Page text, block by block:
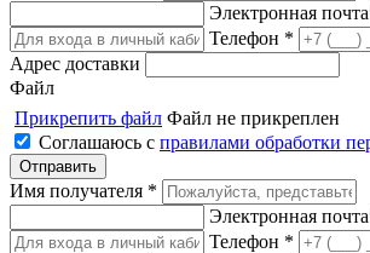
Электронная
Телефон *
Адрес доставки
Файл
Прикрепить файл Файл не прикреплен
Соглашаюсь с правилами обработки
Имя получателя *
Электронная
Телефон *